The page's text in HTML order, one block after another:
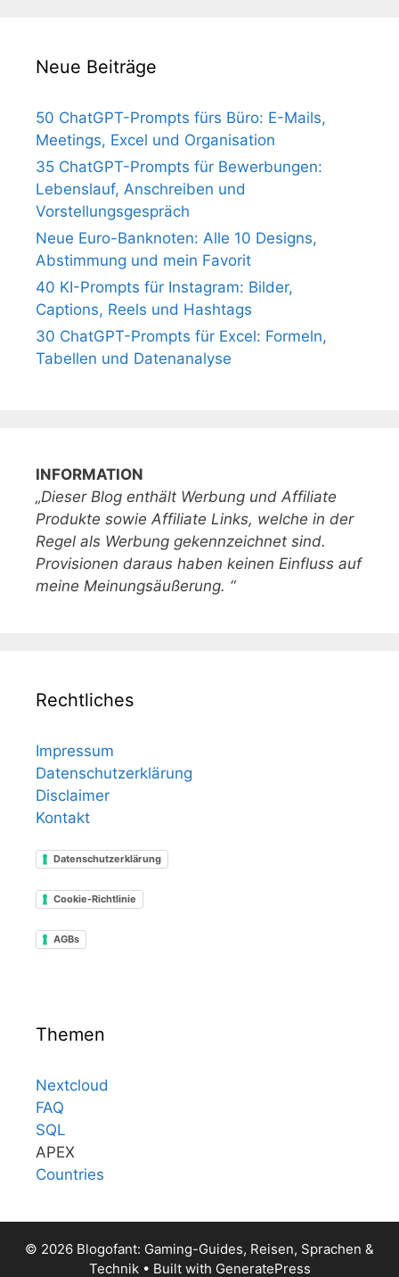
Neue Beiträge
50 ChatGPT-Prompts fürs Büro: E-Mails,
Meetings, Excel und Organisation
35 ChatGPT-Prompts für Bewerbungen:
Lebenslauf, Anschreiben und
Vorstellungsgespräch
Neue Euro-Banknoten: Alle 10 Designs,
Abstimmung und mein Favorit
40 KI-Prompts für Instagram: Bilder,
Captions, Reels und Hashtags
30 ChatGPT-Prompts für Excel: Formeln,
Tabellen und Datenanalyse
INFORMATION
„Dieser Blog enthält Werbung und Affiliate
Produkte sowie Affiliate Links, welche in der
Regel als Werbung gekennzeichnet sind.
Provisionen daraus haben keinen Einfluss auf
meine Meinungsäußerung. “
Rechtliches
Impressum
Datenschutzerklärung
Disclaimer
Kontakt
Datenschutzerklärung
Cookie-Richtlinie
AGBs
Themen
Nextcloud
FAQ
SQL
APEX
Countries
© 2026 Blogofant: Gaming-Guides, Reisen, Sprachen &
Technik• Built with GeneratePress